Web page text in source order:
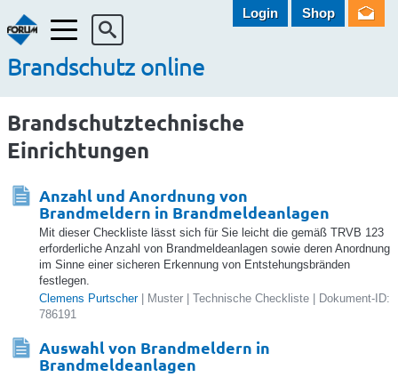
Menü
Brandschutz online
Login Shop
Brandschutztechnische
Einrichtungen
Anzahl und Anordnung von
Brandmeldern in Brandmeldeanlagen
Mit dieser Checkliste lässt sich für Sie leicht die gemäß TRVB 123
erforderliche Anzahl von Brandmeldeanlagen sowie deren Anordnung
im Sinne einer sicheren Erkennung von Entstehungsbränden
festlegen.
Clemens Purtscher| Muster | Technische Checkliste | Dokument-ID:
786191
Auswahl von Brandmeldern in
Brandmeldeanlagen